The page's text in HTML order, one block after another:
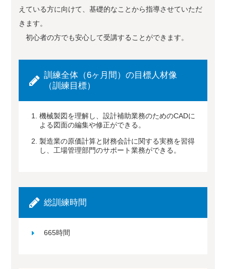
えている方に向けて、基礎的なことから指導させていただ
きます。
初心者の方でも安心して受講することができます。
訓練全体（6ヶ月間）の目標人材像
（訓練目標）
機械製図を理解し、設計補助業務のためのCADに
よる図面の編集や修正ができる。
製造業の原価計算と財務会計に関する実務を習得
し、工場管理部門のサポート業務ができる。
総訓練時間
665時間